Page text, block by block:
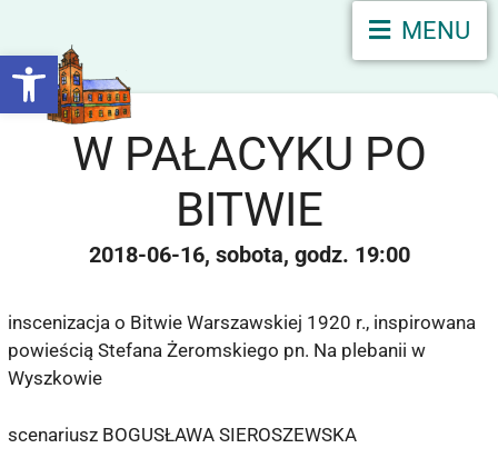
Otwórz pasek narzędzi
MENU
W PAŁACYKU PO
BITWIE
2018-06-16 sobota 19:00
inscenizacja o Bitwie Warszawskiej 1920 r., inspirowana
powieścią Stefana Żeromskiego pn. Na plebanii w
Wyszkowie
scenariusz BOGUSŁAWA SIEROSZEWSKA